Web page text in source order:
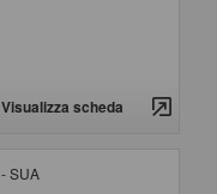
Visualizza scheda
SUA